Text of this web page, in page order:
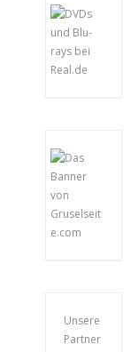
Unsere
Partner